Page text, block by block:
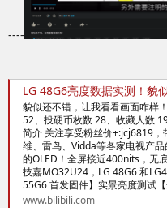
----
LG 48G6亮度数据实测！貌
貌似还不错，让我看看画面咋样
52、投硬币枚数 28、收藏人数
简介 关注享受粉丝价+:jcj6819，
维、雷鸟、Vidda等各家电视产
的OLED！全屏接近400nits，无
技嘉MO32U24，LG 48G6 和
55G6 首发固件】实景亮度测试
www.bilibili.com